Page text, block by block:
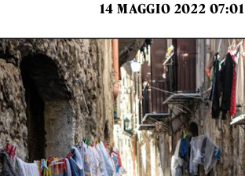
14 MAGGIO 2022 07:01